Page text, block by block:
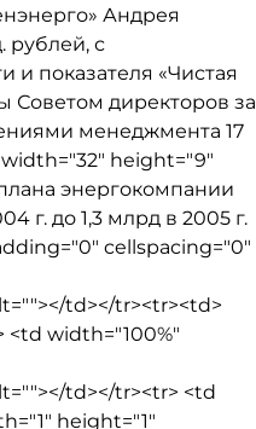
Андрея
рублей, с
показателя «Чистая
Советом директоров за
менеджмента 17
height="9"
энергокомпании
г. до 1,3 млрд в 2005 г.
cellspacing="0"
td></tr><tr><td>
<td width="100%"
td></tr><tr> <td
height="1"